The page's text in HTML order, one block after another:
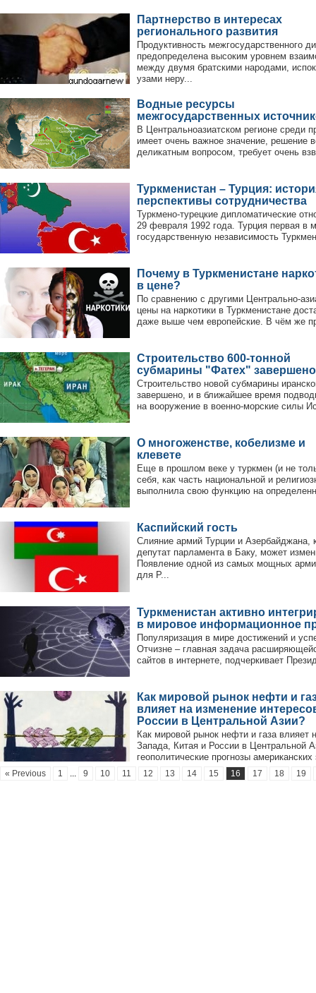
Партнерство в интересах
регионального развития
Продуктивность межгосударственного
предопределена высоким уровнем
между двумя братскими народами,
узами неру...
Водные ресурсы
межгосударственных
В Центральноазиатском регионе среди
имеет очень важное значение, решение
деликатным вопросом, требует очень
Туркменистан – Турция:
перспективы сотрудничества
Туркмено-турецкие дипломатические
29 февраля 1992 года. Турция первая в
государственную независимость
Почему в Туркменистане
в цене?
По сравнению с другими Центрально-
цены на наркотики в Туркменистане
даже выше чем европейские. В чём же
Строительство 600-тонной
субмарины "Фатех"
Строительство новой субмарины
завершено, и в ближайшее время
на вооружение в военно-морские силы
О многоженстве, кобелизме и
клевете
Еще в прошлом веке у туркмен (и не
себя, как часть национальной и
выполнила свою функцию на
Каспийский гость
Слияние армий Турции и Азербайджана,
депутат парламента в Баку, может
Появление одной из самых мощных
для Р...
Туркменистан активно
в мировое информационное
Популяризация в мире достижений и
Отчизне – главная задача
сайтов в интернете, подчеркивает
Как мировой рынок нефти и
влияет на изменение
России в Центральной Азии?
Как мировой рынок нефти и газа влияет
Запада, Китая и России в Центральной
геополитические прогнозы
« Previous 1 ... 9 10 11 12 13 14 15 16 17 18 19